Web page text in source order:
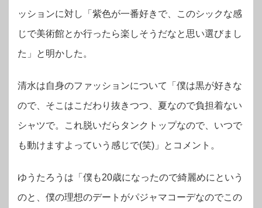
ッションに対し
「紫色が一番好きで、このシックな感
じで美術館とか行ったら楽しそうだなと思い選びまし
た」と明かした。
清水は自身のファッションについて「僕は黒が好きな
ので、そこはこだわり抜きつつ、夏なので負担着ない
シャツで。これ脱いだらタンクトップなので、いつで
も動けますよっていう感じで(笑)」とコメント。
ゆうたろうは「僕も20歳になったので綺麗めにという
のと、僕の理想のデートがパジャマコーデなのでこの